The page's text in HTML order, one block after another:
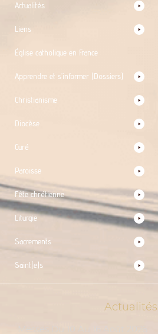
Actualités
Liens
Église catholique en France
Apprendre et s’informer (Dossiers)
Christianisme
Diocèse
Curé
Paroisse
Fête chrétienne
Liturgie
Sacrements
Saint(e)s
Actualités